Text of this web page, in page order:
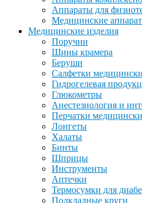
Аппараты для
Медицинские
Медицинские изделия
Поручни
Шины крамера
Беруши
Салфетки
Гидрогелевая
Глюкометры
Анестезиология и
Перчатки
Лонгеты
Халаты
Бинты
Шприцы
Инструменты
Аптечки
Термосумки для
Подкладные круги